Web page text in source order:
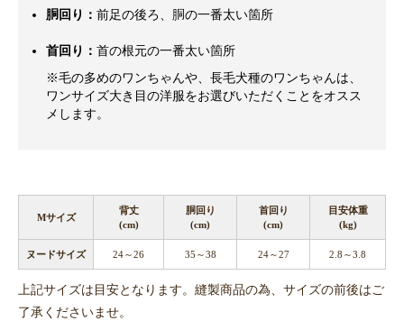
胴回り： 前足の後ろ、胴の一番太い箇所
首回り： 首の根元の一番太い箇所
※毛の多めのワンちゃんや、長毛犬種のワンちゃんは、
ワンサイズ大き目の洋服をお選びいただくことをオスス
メします。
Mサイズ
背丈
(cm)
胴回り
(cm)
首回り
(cm)
目安体重
(kg)
ヌードサイズ 24～26 35～38 24～27 2.8～3.8
上記サイズは目安となります。縫製商品の為、サイズの前後はご
了承くださいませ。